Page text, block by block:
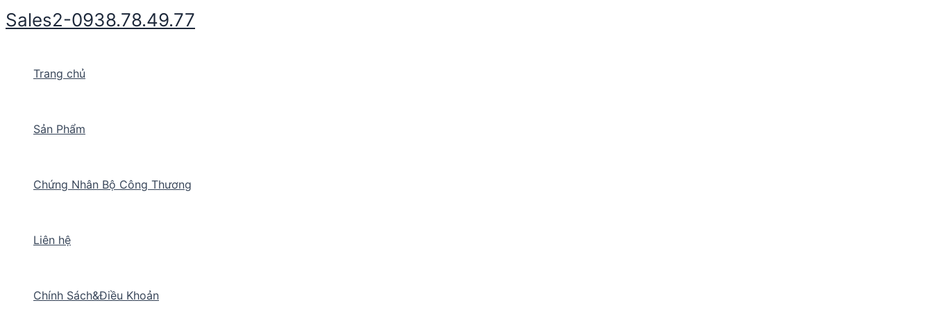
Nhảy
tới
Sales2-0938.78.49.77
Trang chủ
Sản Phẩm
Chứng Nhân Bộ Công Thương
Liên hệ
Chính Sách&Điều Khoản